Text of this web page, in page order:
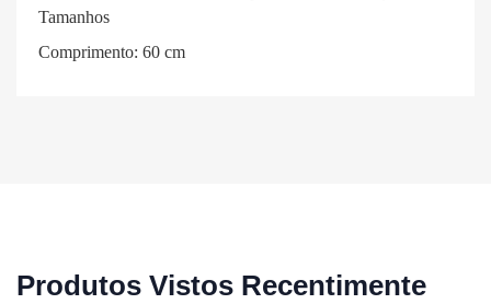
Tamanhos
Comprimento: 60 cm
Produtos Vistos Recentimente